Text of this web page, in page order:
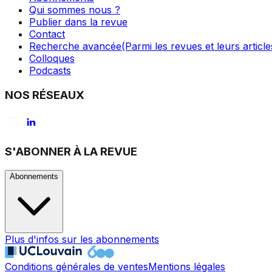
Qui sommes nous ?
Publier dans la revue
Contact
Recherche avancée(Parmi les revues et leurs
Colloques
Podcasts
NOS RÉSEAUX
S'ABONNER À LA REVUE
Abonnements
Plus d'infos sur les abonnements
Conditions générales de ventesMentions légales